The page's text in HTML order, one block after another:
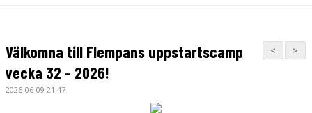
>
<
Välkomna till Flempans uppstartscamp
vecka 32 - 2026!
2026-06-09 21:47